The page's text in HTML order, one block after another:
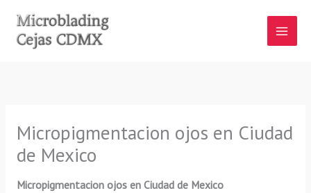
contenido
Micropigmentacion ojos en Ciudad
de Mexico
Micropigmentacion ojos en Ciudad de Mexico